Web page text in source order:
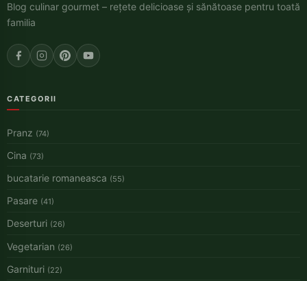
Blog culinar gourmet – rețete delicioase și sănătoase pentru toată
familia
CATEGORII
Pranz (74)
Cina (73)
bucatarie romaneasca (55)
Pasare (41)
Deserturi (26)
Vegetarian (26)
Garnituri (22)